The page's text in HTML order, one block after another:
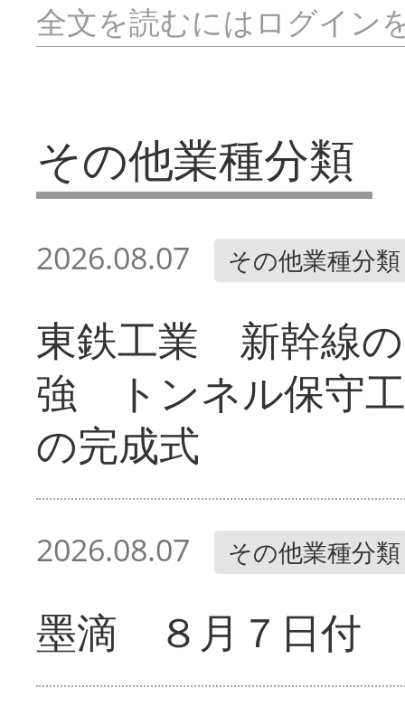
全文を読むにはログイン
その他業種分類
2026.08.07 その他業種分類
東鉄工業 新幹線
強 トンネル保守
の完成式
2026.08.07 その他業種分類
墨滴 ８月７日付